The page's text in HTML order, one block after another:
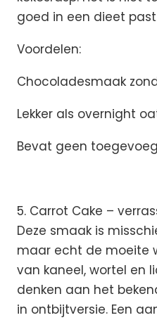
goed in een dieet
Voordelen:
Chocoladesmaak
Lekker als overnight
Bevat geen
5. Carrot Cake –
Deze smaak is
maar echt de moeite
van kaneel, wortel en
denken aan het
in ontbijtversie. Een